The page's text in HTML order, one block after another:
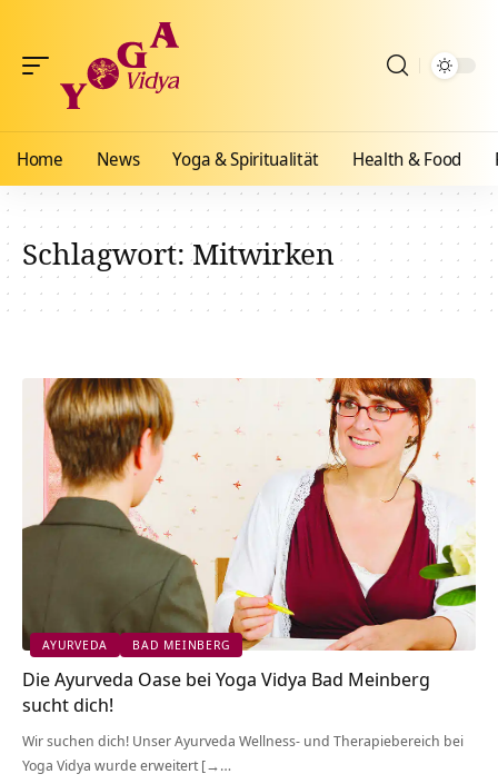
Home News Yoga & Spiritualität Health & Food
Schlagwort:Mitwirken
AYURVEDA BAD MEINBERG
Die Ayurveda Oase bei Yoga Vidya Bad Meinberg
sucht dich!
Wir suchen dich! Unser Ayurveda Wellness- und Therapiebereich bei
Yoga Vidya wurde erweitert [→…